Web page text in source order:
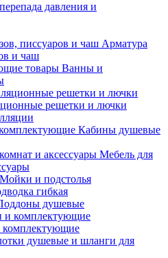
давления и
Арматура
и чаш
Ванны и
решетки и лючки
Кабины душевые
Мебель для
Мойки и подстолья
гибкая
душевые
комплектующие